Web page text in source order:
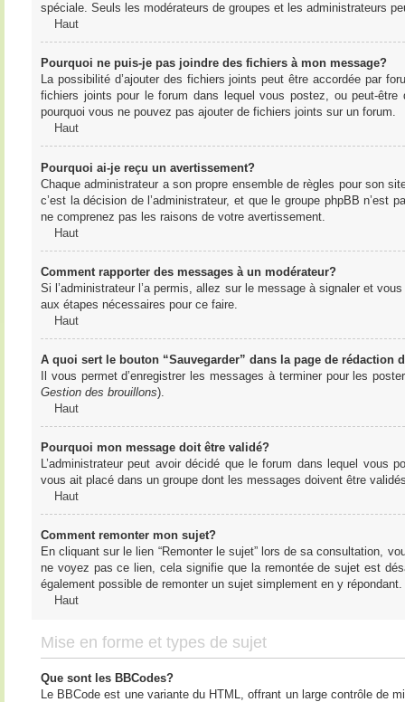
spéciale. Seuls les modérateurs de groupes et les administrateurs
Haut
Pourquoi ne puis-je pas joindre des fichiers à mon message?
La possibilité d’ajouter des fichiers joints peut être accordée par
fichiers joints pour le forum dans lequel vous postez, ou peut-
pourquoi vous ne pouvez pas ajouter de fichiers joints sur un forum.
Haut
Pourquoi ai-je reçu un avertissement?
Chaque administrateur a son propre ensemble de règles pour son
c’est la décision de l’administrateur, et que le groupe phpBB n’est
ne comprenez pas les raisons de votre avertissement.
Haut
Comment rapporter des messages à un modérateur?
Si l’administrateur l’a permis, allez sur le message à signaler et
aux étapes nécessaires pour ce faire.
Haut
A quoi sert le bouton “Sauvegarder” dans la page de rédaction
Il vous permet d’enregistrer les messages à terminer pour les
Gestion des brouillons).
Haut
Pourquoi mon message doit être validé?
L’administrateur peut avoir décidé que le forum dans lequel vous
vous ait placé dans un groupe dont les messages doivent être
Haut
Comment remonter mon sujet?
En cliquant sur le lien “Remonter le sujet” lors de sa consultation,
ne voyez pas ce lien, cela signifie que la remontée de sujet est
également possible de remonter un sujet simplement en y
Haut
Mise en forme et types de sujet
Que sont les BBCodes?
Le BBCode est une variante du HTML, offrant un large contrôle de